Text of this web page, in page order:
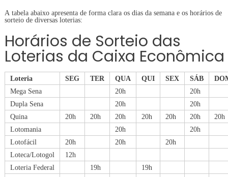
A tabela abaixo apresenta de forma clara os dias da semana e os horários de
sorteio de diversas loterias:
Horários de Sorteio das
Loterias da Caixa Econômica
Loteria SEG TER QUA QUI SEX SÁB
Mega Sena
20h
20h
Dupla Sena
20h
20h
Quina
20h 20h 20h 20h 20h 20h
20h
Lotomania
20h
20h
Lotofácil
20h 20h
20h
Loteca/Lotogol
12h
Loteria Federal
19h
19h